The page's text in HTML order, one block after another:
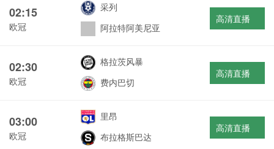
02:15
欧冠
采列
阿拉特阿美尼亚
高清直播
02:30
欧冠
格拉茨风暴
费内巴切
高清直播
03:00
欧冠
里昂
布拉格斯巴达
高清直播